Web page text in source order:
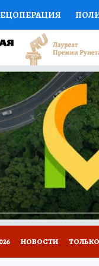
СПОРТ
ДОКТОР
НА СПОРТ
ТЕСТЫ НОВОЕ
НОВОСТИ